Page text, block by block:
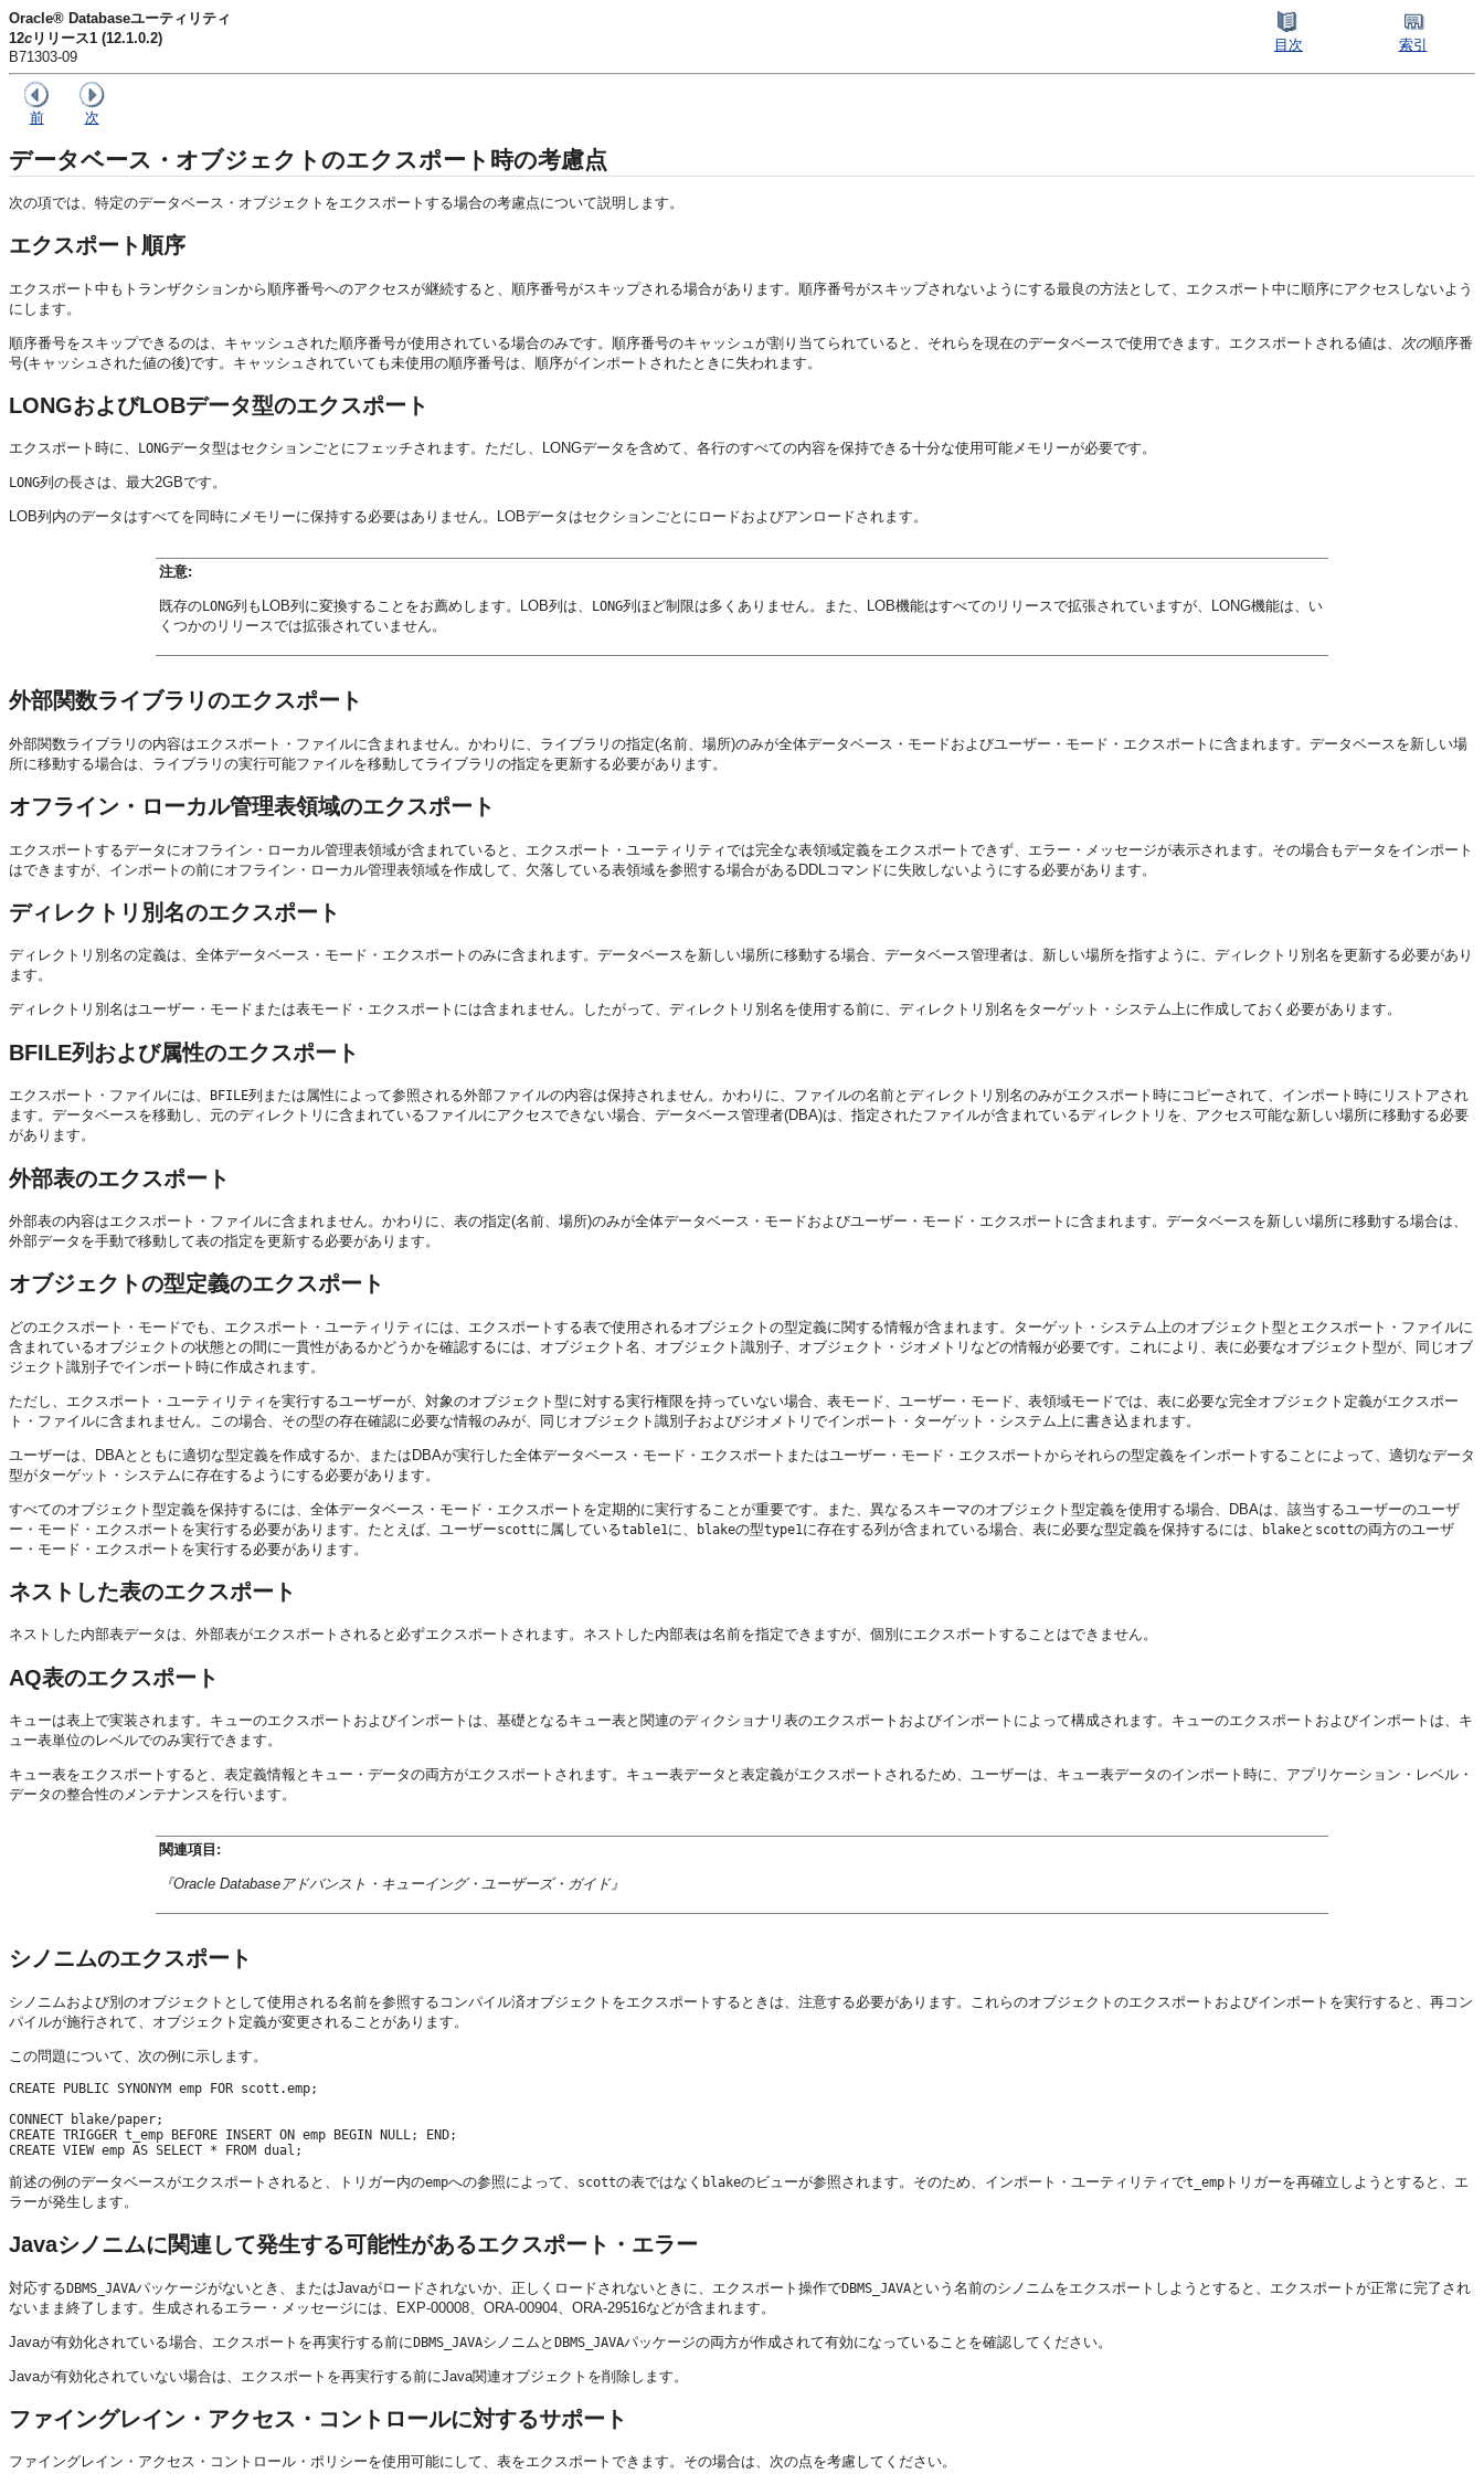
Oracle® Databaseユーティリティ
12c リリース1 (12.1.0.2)
B71303-09
目次 索引
前 次
データベース・オブジェクトのエクスポート時の考慮点
次の項では、特定のデータベース・オブジェクトをエクスポートする場合の考慮点について説明します。
エクスポート順序
エクスポート中もトランザクションから順序番号へのアクセスが継続すると、順序番号がスキップされる場合があります。順序番号がスキップされないようにする最良の方法として、エクスポート中に順序にアクセスしないよう
にします。
順序番号をスキップできるのは、キャッシュされた順序番号が使用されている場合のみです。順序番号のキャッシュが割り当てられていると、それらを現在のデータベースで使用できます。エクスポートされる値は、 次の順序番
号(キャッシュされた値の後)です。キャッシュされていても未使用の順序番号は、順序がインポートされたときに失われます。
LONGおよびLOBデータ型のエクスポート
エクスポート時に、 LONGデータ型はセクションごとにフェッチされます。ただし、LONGデータを含めて、各行のすべての内容を保持できる十分な使用可能メモリーが必要です。
LONG列の長さは、最大2GBです。
LOB列内のデータはすべてを同時にメモリーに保持する必要はありません。LOBデータはセクションごとにロードおよびアンロードされます。
注意:
既存のLONG列もLOB列に変換することをお薦めします。LOB列は、 LONG列ほど制限は多くありません。また、LOB機能はすべてのリリースで拡張されていますが、LONG機能は、い
くつかのリリースでは拡張されていません。
外部関数ライブラリのエクスポート
外部関数ライブラリの内容はエクスポート・ファイルに含まれません。かわりに、ライブラリの指定(名前、場所)のみが全体データベース・モードおよびユーザー・モード・エクスポートに含まれます。データベースを新しい場
所に移動する場合は、ライブラリの実行可能ファイルを移動してライブラリの指定を更新する必要があります。
オフライン・ローカル管理表領域のエクスポート
エクスポートするデータにオフライン・ローカル管理表領域が含まれていると、エクスポート・ユーティリティでは完全な表領域定義をエクスポートできず、エラー・メッセージが表示されます。その場合もデータをインポート
はできますが、インポートの前にオフライン・ローカル管理表領域を作成して、欠落している表領域を参照する場合があるDDLコマンドに失敗しないようにする必要があります。
ディレクトリ別名のエクスポート
ディレクトリ別名の定義は、全体データベース・モード・エクスポートのみに含まれます。データベースを新しい場所に移動する場合、データベース管理者は、新しい場所を指すように、ディレクトリ別名を更新する必要があり
ます。
ディレクトリ別名はユーザー・モードまたは表モード・エクスポートには含まれません。したがって、ディレクトリ別名を使用する前に、ディレクトリ別名をターゲット・システム上に作成しておく必要があります。
BFILE列および属性のエクスポート
エクスポート・ファイルには、 BFILE列または属性によって参照される外部ファイルの内容は保持されません。かわりに、ファイルの名前とディレクトリ別名のみがエクスポート時にコピーされて、インポート時にリストアされ
ます。データベースを移動し、元のディレクトリに含まれているファイルにアクセスできない場合、データベース管理者(DBA)は、指定されたファイルが含まれているディレクトリを、アクセス可能な新しい場所に移動する必要
があります。
外部表のエクスポート
外部表の内容はエクスポート・ファイルに含まれません。かわりに、表の指定(名前、場所)のみが全体データベース・モードおよびユーザー・モード・エクスポートに含まれます。データベースを新しい場所に移動する場合は、
外部データを手動で移動して表の指定を更新する必要があります。
オブジェクトの型定義のエクスポート
どのエクスポート・モードでも、エクスポート・ユーティリティには、エクスポートする表で使用されるオブジェクトの型定義に関する情報が含まれます。ターゲット・システム上のオブジェクト型とエクスポート・ファイルに
含まれているオブジェクトの状態との間に一貫性があるかどうかを確認するには、オブジェクト名、オブジェクト識別子、オブジェクト・ジオメトリなどの情報が必要です。これにより、表に必要なオブジェクト型が、同じオブ
ジェクト識別子でインポート時に作成されます。
ただし、エクスポート・ユーティリティを実行するユーザーが、対象のオブジェクト型に対する実行権限を持っていない場合、表モード、ユーザー・モード、表領域モードでは、表に必要な完全オブジェクト定義がエクスポー
ト・ファイルに含まれません。この場合、その型の存在確認に必要な情報のみが、同じオブジェクト識別子およびジオメトリでインポート・ターゲット・システム上に書き込まれます。
ユーザーは、DBAとともに適切な型定義を作成するか、またはDBAが実行した全体データベース・モード・エクスポートまたはユーザー・モード・エクスポートからそれらの型定義をインポートすることによって、適切なデータ
型がターゲット・システムに存在するようにする必要があります。
すべてのオブジェクト型定義を保持するには、全体データベース・モード・エクスポートを定期的に実行することが重要です。また、異なるスキーマのオブジェクト型定義を使用する場合、DBAは、該当するユーザーのユーザ
ー・モード・エクスポートを実行する必要があります。たとえば、ユーザーscottに属しているtable1 に、 blakeの型type1 に存在する列が含まれている場合、表に必要な型定義を保持するには、 blakeと scottの両方のユーザ
ー・モード・エクスポートを実行する必要があります。
ネストした表のエクスポート
ネストした内部表データは、外部表がエクスポートされると必ずエクスポートされます。ネストした内部表は名前を指定できますが、個別にエクスポートすることはできません。
AQ表のエクスポート
キューは表上で実装されます。キューのエクスポートおよびインポートは、基礎となるキュー表と関連のディクショナリ表のエクスポートおよびインポートによって構成されます。キューのエクスポートおよびインポートは、キ
ュー表単位のレベルでのみ実行できます。
キュー表をエクスポートすると、表定義情報とキュー・データの両方がエクスポートされます。キュー表データと表定義がエクスポートされるため、ユーザーは、キュー表データのインポート時に、アプリケーション・レベル・
データの整合性のメンテナンスを行います。
関連項目:
『Oracle Databaseアドバンスト・キューイング・ユーザーズ・ガイド』
シノニムのエクスポート
シノニムおよび別のオブジェクトとして使用される名前を参照するコンパイル済オブジェクトをエクスポートするときは、注意する必要があります。これらのオブジェクトのエクスポートおよびインポートを実行すると、再コン
パイルが施行されて、オブジェクト定義が変更されることがあります。
この問題について、次の例に示します。
CREATE PUBLIC SYNONYM emp FOR scott.emp;
CONNECT blake/paper;
CREATE TRIGGER t_emp BEFORE INSERT ON emp BEGIN NULL; END;
前述の例のデータベースがエクスポートされると、トリガー内のempへの参照によって、 scottの表ではなく blakeのビューが参照されます。そのため、インポート・ユーティリティでt_emp トリガーを再確立しようとすると、エ
ラーが発生します。
Javaシノニムに関連して発生する可能性があるエクスポート・エラー
対応するDBMS_JAVAパッケージがないとき、またはJavaがロードされないか、正しくロードされないときに、エクスポート操作でDBMS_JAVAという名前のシノニムをエクスポートしようとすると、エクスポートが正常に完了され
ないまま終了します。生成されるエラー・メッセージには、EXP-00008、ORA-00904、ORA-29516などが含まれます。
Javaが有効化されている場合、エクスポートを再実行する前にDBMS_JAVAシノニムと DBMS_JAVAパッケージの両方が作成されて有効になっていることを確認してください。
Javaが有効化されていない場合は、エクスポートを再実行する前にJava関連オブジェクトを削除します。
ファイングレイン・アクセス・コントロールに対するサポート
ファイングレイン・アクセス・コントロール・ポリシーを使用可能にして、表をエクスポートできます。その場合は、次の点を考慮してください。